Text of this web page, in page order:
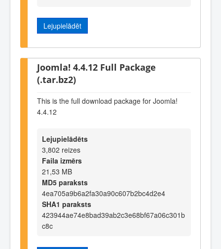
Lejupielādēt
Joomla! 4.4.12 Full Package
(.tar.bz2)
This is the full download package for Joomla!
4.4.12
Lejupielādēts
3,802 reizes
Faila izmērs
21,53 MB
MD5 paraksts
4ea705a9b6a2fa30a90c607b2bc4d2e4
SHA1 paraksts
423944ae74e8bad39ab2c3e68bf67a06c301b
c8c